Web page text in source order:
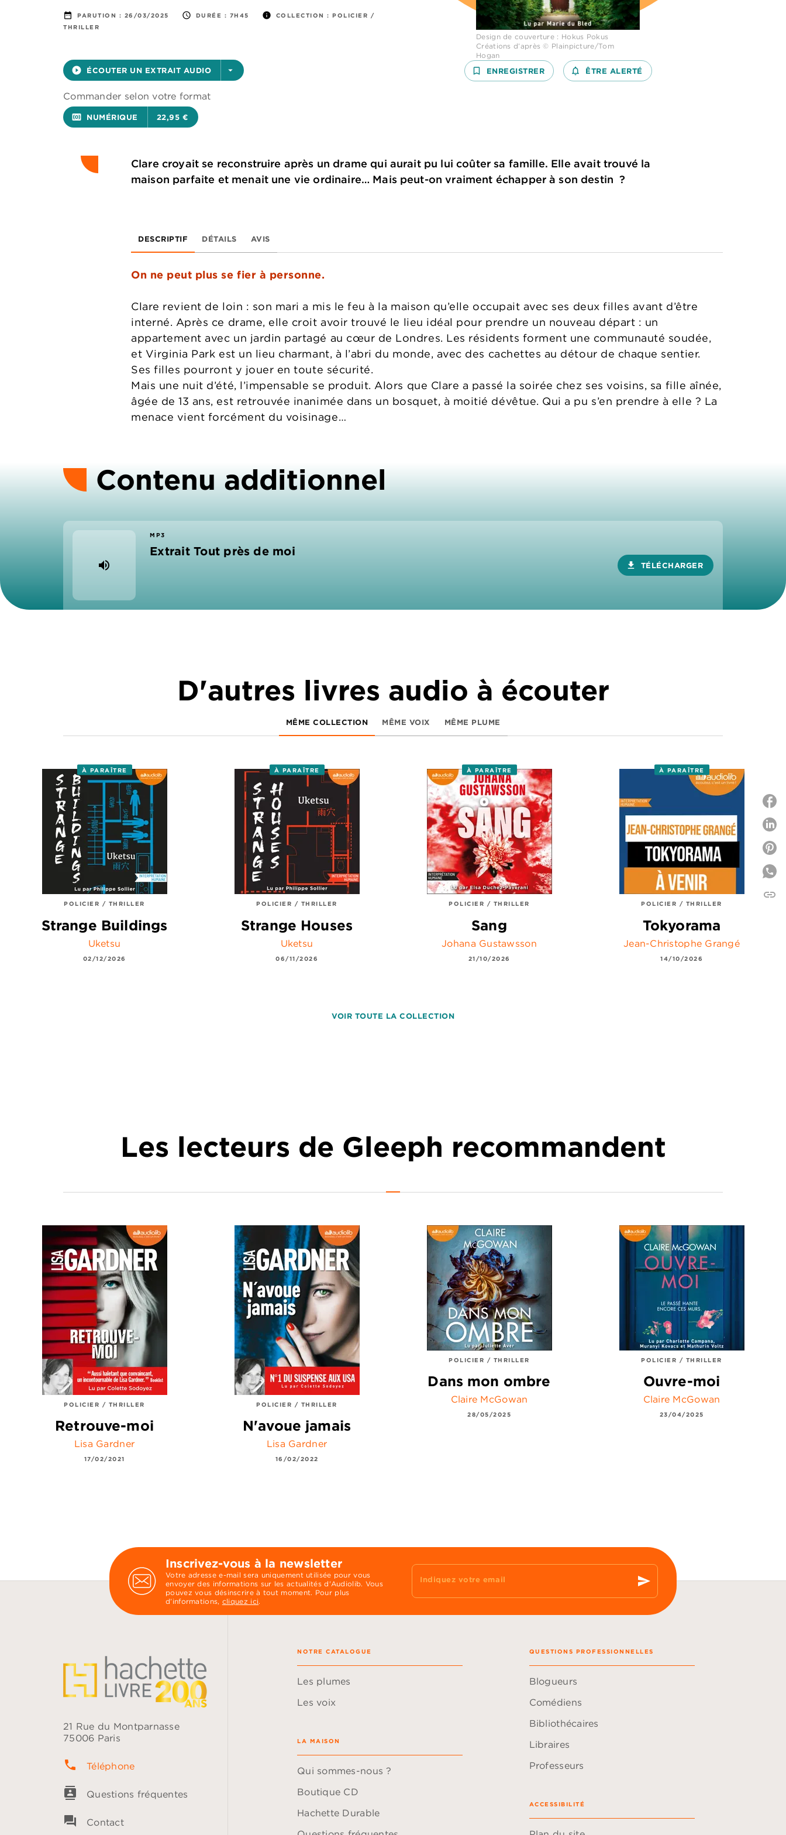
date_range PARUTION : 26/03/2025 access_time DURÉE : 7H45 info COLLECTION : POLICIER /
THRILLER
play_circle_filled ÉCOUTER UN EXTRAIT AUDIO arrow_drop_down
Commander selon votre format
surround_sound NUMÉRIQUE 22,95 €
Design de couverture : Hokus Pokus
Créations d’après © Plainpicture/Tom
Hogan
bookmark_border ENREGISTRER notifications_none_outlined
ÊTRE ALERTÉ
Clare croyait se reconstruire après un drame qui aurait pu lui coûter sa famille. Elle avait trouvé la
maison parfaite et menait une vie ordinaire… Mais peut-on vraiment échapper à son destin ?
DESCRIPTIF DÉTAILS AVIS
On ne peut plus se fier à personne.
Clare revient de loin : son mari a mis le feu à la maison qu’elle occupait avec ses deux filles avant d’être
interné. Après ce drame, elle croit avoir trouvé le lieu idéal pour prendre un nouveau départ : un
appartement avec un jardin partagé au cœur de Londres. Les résidents forment une communauté soudée,
et Virginia Park est un lieu charmant, à l’abri du monde, avec des cachettes au détour de chaque sentier.
Ses filles pourront y jouer en toute sécurité.
Mais une nuit d’été, l’impensable se produit. Alors que Clare a passé la soirée chez ses voisins, sa fille aînée,
âgée de 13 ans, est retrouvée inanimée dans un bosquet, à moitié dévêtue. Qui a pu s’en prendre à elle ? La
menace vient forcément du voisinage…
Contenu additionnel
volume_up
MP3
Extrait Tout près de moi
download TÉLÉCHARGER
D'autres livres audio à écouter
MÊME COLLECTION MÊME VOIX MÊME PLUME
À PARAÎTRE
POLICIER / THRILLER
Strange Buildings
Uketsu
02/12/2026
À PARAÎTRE
POLICIER / THRILLER
Strange Houses
Uketsu
06/11/2026
À PARAÎTRE
POLICIER / THRILLER
Sang
Johana Gustawsson
21/10/2026
À PARAÎTRE
POLICIER / THRILLER
Tokyorama
Jean-Christophe Grangé
14/10/2026
VOIR TOUTE LA COLLECTION
Les lecteurs de Gleeph recommandent
POLICIER / THRILLER
Retrouve-moi
Lisa Gardner
17/02/2021
POLICIER / THRILLER
N'avoue jamais
Lisa Gardner
16/02/2022
POLICIER / THRILLER
Dans mon ombre
Claire McGowan
28/05/2025
POLICIER / THRILLER
Ouvre-moi
Claire McGowan
23/04/2025
link
Inscrivez-vous à la newsletter
Votre adresse e-mail sera uniquement utilisée pour vous
envoyer des informations sur les actualités d'Audiolib. Vous
pouvez vous désinscrire à tout moment. Pour plus
d’informations, cliquez ici.
Indiquez votre email send
21 Rue du Montparnasse
75006 Paris
phone Téléphone
contacts Questions fréquentes
question_answer Contact
NOTRE CATALOGUE
Les plumes
Les voix
LA MAISON
Qui sommes-nous ?
Boutique CD
Hachette Durable
QUESTIONS PROFESSIONNELLES
Blogueurs
Comédiens
Bibliothécaires
Libraires
Professeurs
ACCESSIBILITÉ